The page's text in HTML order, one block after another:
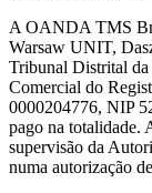
A OANDA TMS
Warsaw UNIT,
Tribunal Distrital da
Comercial do
0000204776, NIP
pago na totalidade.
supervisão da
numa autorização